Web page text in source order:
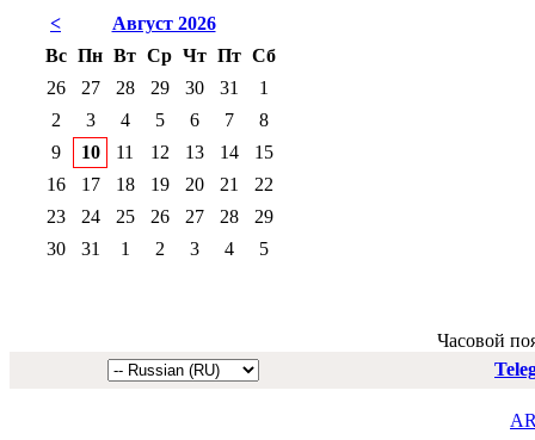
<
Август 2026
Вс Пн Вт Ср Чт Пт Сб
26
27 28 29 30 31
1
2
3 4 5 6 7
8
9
10 11 12 13 14
15
16
17 18 19 20 21
22
23
24 25 26 27 28
29
30
31 1 2 3 4 5
Часовой